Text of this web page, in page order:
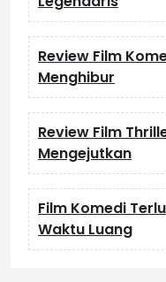
Review Film
Menghibur
Review Film
Mengejutkan
Film Komedi
Waktu Luang